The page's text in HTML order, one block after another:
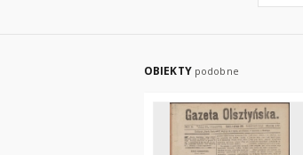
OBIEKTY podobne